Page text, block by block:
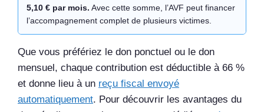
5,10 € par mois. Avec cette somme, l’AVF peut financer
l’accompagnement complet de plusieurs victimes.
Que vous préfériez le don ponctuel ou le don
mensuel, chaque contribution est déductible à 66 %
et donne lieu à un reçu fiscal envoyé
automatiquement. Pour découvrir les avantages du